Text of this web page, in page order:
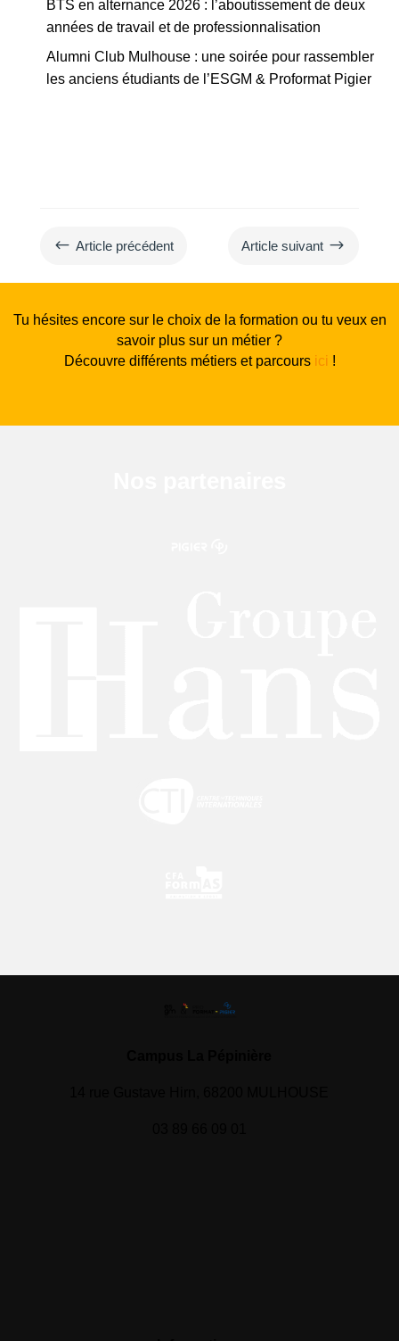
BTS en alternance 2026 : l’aboutissement de deux
années de travail et de professionnalisation
Alumni Club Mulhouse : une soirée pour rassembler
les anciens étudiants de l’ESGM & Proformat Pigier
# Article précédent Article suivant $
Tu hésites encore sur le choix de la formation ou tu veux en
savoir plus sur un métier ?
Découvre différents métiers et parcours ici !